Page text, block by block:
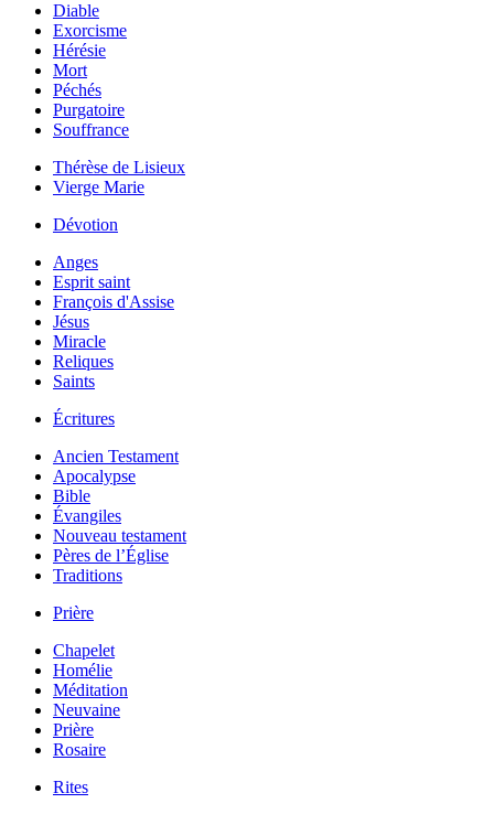
Diable
Exorcisme
Hérésie
Mort
Péchés
Purgatoire
Souffrance
Thérèse de Lisieux
Vierge Marie
Dévotion
Anges
Esprit saint
François d'Assise
Jésus
Miracle
Reliques
Saints
Écritures
Ancien Testament
Apocalypse
Bible
Évangiles
Nouveau testament
Pères de l’Église
Traditions
Prière
Chapelet
Homélie
Méditation
Neuvaine
Prière
Rosaire
Rites